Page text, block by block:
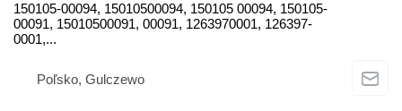
150105-00094, 15010500094, 150105 00094, 150105-
00091, 15010500091, 00091, 1263970001, 126397-
0001,...
Poľsko, Gulczewo